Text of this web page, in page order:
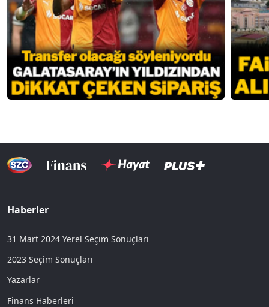
Haberler
31 Mart 2024 Yerel Seçim Sonuçları
2023 Seçim Sonuçları
Yazarlar
Finans Haberleri